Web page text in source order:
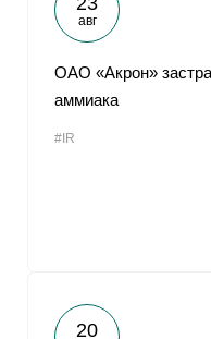
авг
ОАО «Акрон»
аммиака
#IR
20